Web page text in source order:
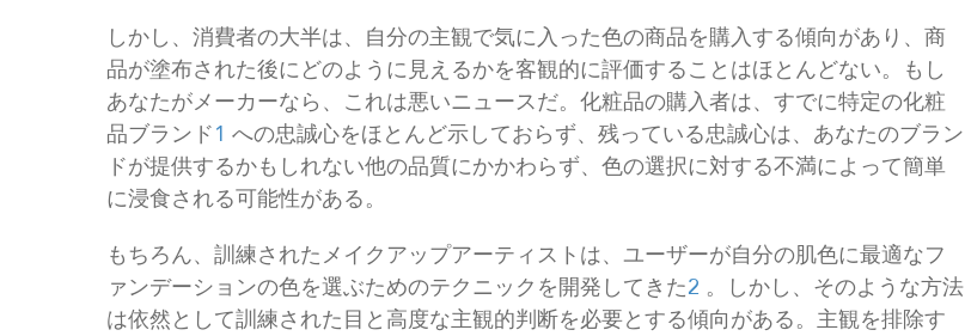
しかし、消費者の大半は、自分の主観で気に入った色の商品を購入する傾向があり、商
品が塗布された後にどのように見えるかを客観的に評価することはほとんどない。もし
あなたがメーカーなら、これは悪いニュースだ。化粧品の購入者は、すでに特定の化粧
品ブランド1 への忠誠心をほとんど示しておらず、残っている忠誠心は、あなたのブラン
ドが提供するかもしれない他の品質にかかわらず、色の選択に対する不満によって簡単
に浸食される可能性がある。
もちろん、訓練されたメイクアップアーティストは、ユーザーが自分の肌色に最適なフ
ァンデーションの色を選ぶためのテクニックを開発してきた2 。しかし、そのような方法
は依然として訓練された目と高度な主観的判断を必要とする傾向がある。主観を排除す